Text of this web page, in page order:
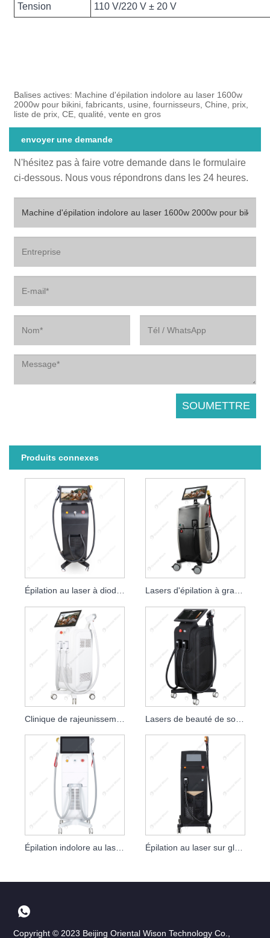
Tension 110 V/220 V ± 20 V
Balises actives: Machine d'épilation indolore au laser 1600w
2000w pour bikini, fabricants, usine, fournisseurs, Chine, prix,
liste de prix, CE, qualité, vente en gros
envoyer une demande
N'hésitez pas à faire votre demande dans le formulaire
ci-dessous. Nous vous répondrons dans les 24 heures.
Produits connexes
Épilation indolore au laser à diode à double poignée
Copyright © 2023 Beijing Oriental Wison Technology Co.,